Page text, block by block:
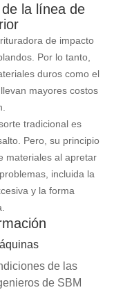
la línea de
de impacto
Por lo tanto,
duros como el
mayores costos
tradicional es
Pero, su principio
materiales al apretar
incluida la
y la forma
de las
de SBM